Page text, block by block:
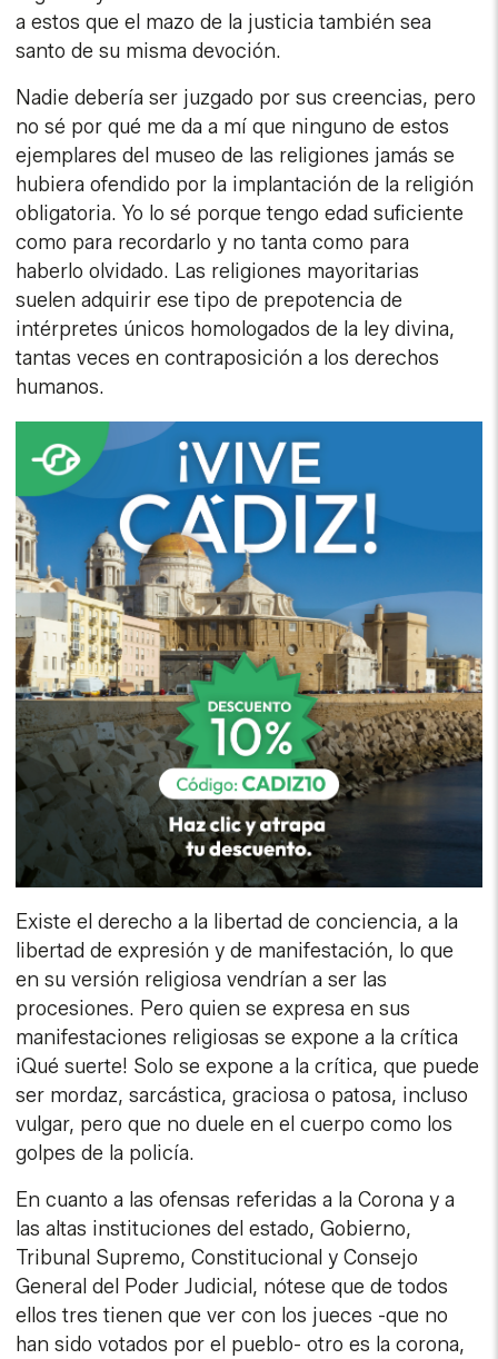
a estos que el mazo de la justicia también sea
santo de su misma devoción.
Nadie debería ser juzgado por sus creencias, pero
no sé por qué me da a mí que ninguno de estos
ejemplares del museo de las religiones jamás se
hubiera ofendido por la implantación de la religión
obligatoria. Yo lo sé porque tengo edad suficiente
como para recordarlo y no tanta como para
haberlo olvidado. Las religiones mayoritarias
suelen adquirir ese tipo de prepotencia de
intérpretes únicos homologados de la ley divina,
tantas veces en contraposición a los derechos
humanos.
Existe el derecho a la libertad de conciencia, a la
libertad de expresión y de manifestación, lo que
en su versión religiosa vendrían a ser las
procesiones. Pero quien se expresa en sus
manifestaciones religiosas se expone a la crítica
¡Qué suerte! Solo se expone a la crítica, que puede
ser mordaz, sarcástica, graciosa o patosa, incluso
vulgar, pero que no duele en el cuerpo como los
golpes de la policía.
En cuanto a las ofensas referidas a la Corona y a
las altas instituciones del estado, Gobierno,
Tribunal Supremo, Constitucional y Consejo
General del Poder Judicial, nótese que de todos
ellos tres tienen que ver con los jueces -que no
han sido votados por el pueblo- otro es la corona,